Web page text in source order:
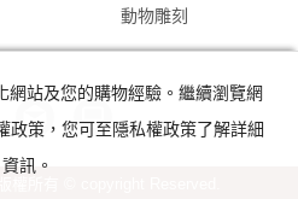
動物雕刻
網站及您的購物經驗。繼續瀏覽網
政策，您可至隱私權政策了解詳細
資訊。